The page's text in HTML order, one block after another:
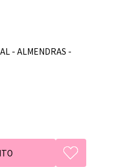
- ALMENDRAS -